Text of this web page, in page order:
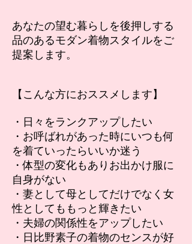
あなたの望む暮らしを後押しする
品のあるモダン着物スタイルをご
提案します。
【こんな方におススメします】
・日々をランクアップしたい
・お呼ばれがあった時にいつも何
を着ていったらいいか迷う
・体型の変化もありお出かけ服に
自身がない
・妻として母としてだけでなく女
性としてももっと輝きたい
・夫婦の関係性をアップしたい
​・日比野素子の着物のセンスが好